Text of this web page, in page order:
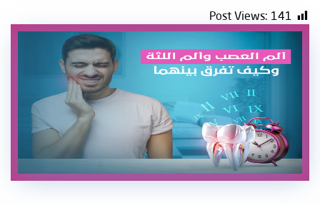
Post Views: 141